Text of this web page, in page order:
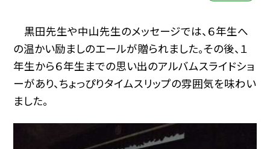
黒田先生や中山先生のメッセージでは、６年生へ
の温かい励ましのエールが贈られました。その後、１
年生から６年生までの思い出のアルバムスライドショ
ーがあり、ちょっぴりタイムスリップの雰囲気を味わい
ました。